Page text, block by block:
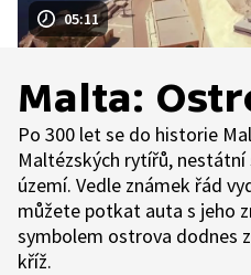
05:11
Malta:
Po 300 let se do historie
Maltézských rytířů,
území. Vedle známek řád
můžete potkat auta s jeho
symbolem ostrova dodnes
kříž.